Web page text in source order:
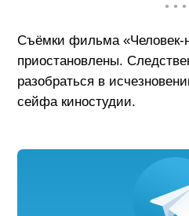
• • •
Съёмки фильма «Человек-
приостановлены.
разобраться в
сейфа киностудии.